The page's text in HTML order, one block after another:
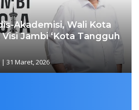
Akademisi, Wali Kota
Jambi ‘Kota Tangguh
| 31 Maret, 2026